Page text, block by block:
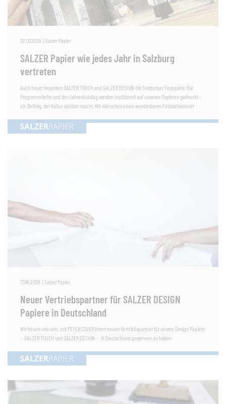
22.07.2026 | Salzer Papier
SALZER Papier wie jedes Jahr in Salzburg
vertreten
Auch heuer begleiten SALZER TOUCH und SALZER DESIGN die Salzburger Festspiele: Die
Programmhefte und der Jahreskatalog werden traditionell auf unseren Papieren gedruckt –
ein Beitrag, der Kultur spürbar macht. Wir wünschen einen wunderbaren Festivalsommer
17.06.2026 | Salzer Papier
Neuer Vertriebspartner für SALZER DESIGN
Papiere in Deutschland
Wir freuen uns sehr, mit PEYER COVER einen neuen Vertriebspartner für unsere Design Papiere
– SALZER TOUCH und SALZER DESIGN – in Deutschland gewonnen zu haben